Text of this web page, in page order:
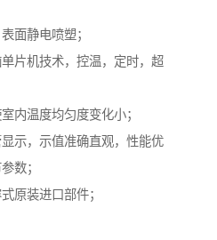
面静电喷塑；
片机技术，控温，定时，超
内温度均匀度变化小；
示，示值准确直观，性能优
数；
原装进口部件；